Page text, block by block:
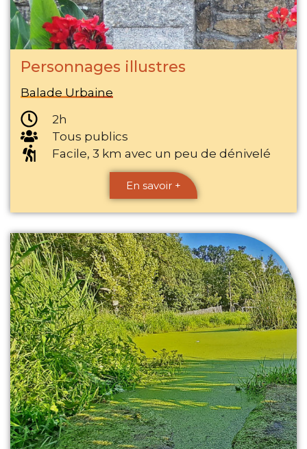
Personnages illustres
Balade Urbaine
2h
Tous publics
Facile, 3 km avec un peu de dénivelé
En savoir +